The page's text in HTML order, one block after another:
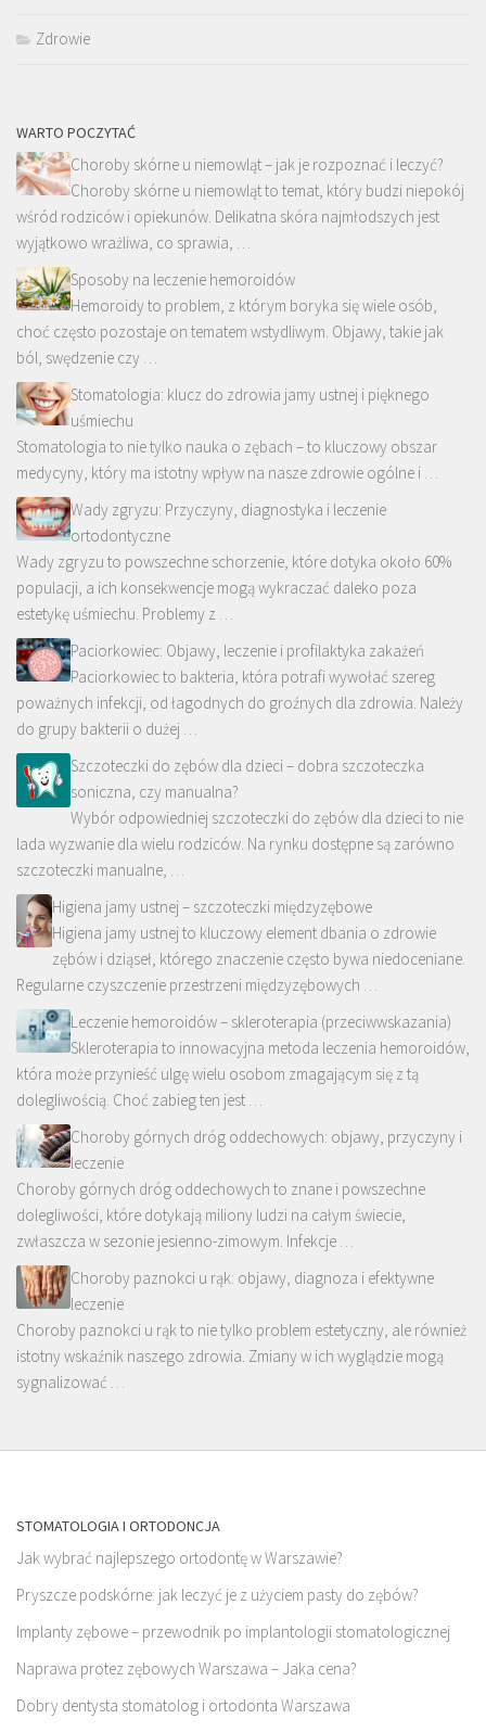
Zdrowie
WARTO POCZYTAĆ
Choroby skórne u niemowląt – jak je rozpoznać i leczyć?
Choroby skórne u niemowląt to temat, który budzi niepokój
wśród rodziców i opiekunów. Delikatna skóra najmłodszych jest
wyjątkowo wrażliwa, co sprawia, …
Sposoby na leczenie hemoroidów
Hemoroidy to problem, z którym boryka się wiele osób,
choć często pozostaje on tematem wstydliwym. Objawy, takie jak
ból, swędzenie czy …
Stomatologia: klucz do zdrowia jamy ustnej i pięknego
uśmiechu
Stomatologia to nie tylko nauka o zębach – to kluczowy obszar
medycyny, który ma istotny wpływ na nasze zdrowie ogólne i …
Wady zgryzu: Przyczyny, diagnostyka i leczenie
ortodontyczne
Wady zgryzu to powszechne schorzenie, które dotyka około 60%
populacji, a ich konsekwencje mogą wykraczać daleko poza
estetykę uśmiechu. Problemy z …
Paciorkowiec: Objawy, leczenie i profilaktyka zakażeń
Paciorkowiec to bakteria, która potrafi wywołać szereg
poważnych infekcji, od łagodnych do groźnych dla zdrowia. Należy
do grupy bakterii o dużej …
Szczoteczki do zębów dla dzieci – dobra szczoteczka
soniczna, czy manualna?
Wybór odpowiedniej szczoteczki do zębów dla dzieci to nie
lada wyzwanie dla wielu rodziców. Na rynku dostępne są zarówno
szczoteczki manualne, …
Higiena jamy ustnej – szczoteczki międzyzębowe
Higiena jamy ustnej to kluczowy element dbania o zdrowie
zębów i dziąseł, którego znaczenie często bywa niedoceniane.
Regularne czyszczenie przestrzeni międzyzębowych …
Leczenie hemoroidów – skleroterapia (przeciwwskazania)
Skleroterapia to innowacyjna metoda leczenia hemoroidów,
która może przynieść ulgę wielu osobom zmagającym się z tą
dolegliwością. Choć zabieg ten jest …
Choroby górnych dróg oddechowych: objawy, przyczyny i
leczenie
Choroby górnych dróg oddechowych to znane i powszechne
dolegliwości, które dotykają miliony ludzi na całym świecie,
zwłaszcza w sezonie jesienno-zimowym. Infekcje …
Choroby paznokci u rąk: objawy, diagnoza i efektywne
leczenie
Choroby paznokci u rąk to nie tylko problem estetyczny, ale również
istotny wskaźnik naszego zdrowia. Zmiany w ich wyglądzie mogą
sygnalizować …
STOMATOLOGIA I ORTODONCJA
Jak wybrać najlepszego ortodontę w Warszawie?
Pryszcze podskórne: jak leczyć je z użyciem pasty do zębów?
Implanty zębowe – przewodnik po implantologii stomatologicznej
Naprawa protez zębowych Warszawa – Jaka cena?
Dobry dentysta stomatolog i ortodonta Warszawa